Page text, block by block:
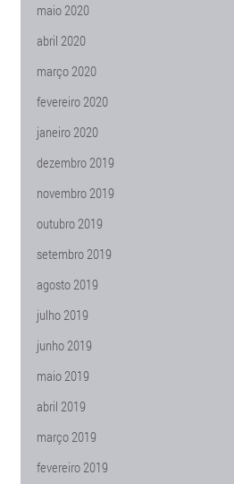
maio 2020
abril 2020
março 2020
fevereiro 2020
janeiro 2020
dezembro 2019
novembro 2019
outubro 2019
setembro 2019
agosto 2019
julho 2019
junho 2019
maio 2019
abril 2019
março 2019
fevereiro 2019